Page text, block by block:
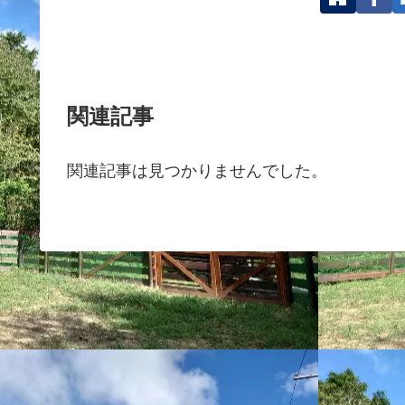
関連記事
関連記事は見つかりませんでした。